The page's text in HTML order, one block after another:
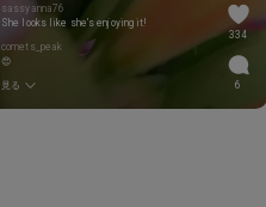
sassyanna76
She looks like she’s enjoying it!
comets_peak
😍
見る
334
6